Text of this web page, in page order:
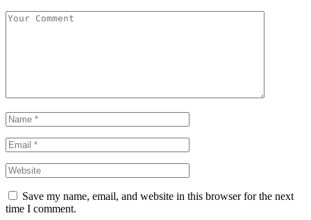
Save my name, email, and website in this browser for the next
time I comment.